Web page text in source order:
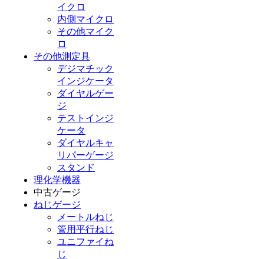
イクロ
内側マイクロ
その他マイク
ロ
その他測定具
デジマチック
インジケータ
ダイヤルゲー
ジ
テストインジ
ケータ
ダイヤルキャ
リパーゲージ
スタンド
理化学機器
中古ゲージ
ねじゲージ
メートルねじ
管用平行ねじ
ユニファイね
じ